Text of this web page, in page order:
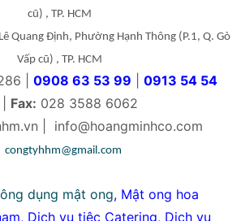
cũ) , TP. HCM
Quang Định, Phường Hạnh Thông(P.1, Q. Gò
Vấp cũ) , TP. HCM
| 0908 63 53 99
0913 54 54
Fax: 028 3588 6062
info@hoangminhco.com
congtyhhm@gmail.com
dụng mật ong, Mật ong hoa
, Dịch vụ tiệc Catering, Dịch vụ